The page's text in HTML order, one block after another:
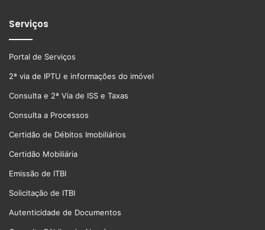
Serviços
Portal de Serviços
2ª via de IPTU e informações do imóvel
Consulta e 2ª Via de ISS e Taxas
Consulta a Processos
Certidão de Débitos Imobiliários
Certidão Mobiliária
Emissão de ITBI
Solicitação de ITBI
Autenticidade de Documentos